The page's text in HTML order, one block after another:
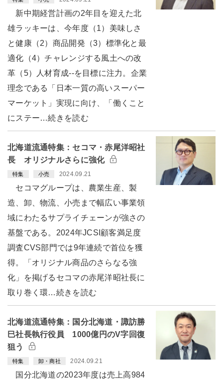
新中期経営計画の2年目を迎えた北
雄ラッキーは、今年度（1）美味しさ
と健康（2）商品開発（3）標準化と最
適化（4）チャレンジする風土への改
革（5）人材育成--を目標に注力。企業
理念である「日本一質の高いスーパー
マーケット」実現に向け、「働くこと
にステー…続きを読む
北海道流通特集：セコマ・赤尾洋昭社
長 オリジナルさらに強化
特集 小売 2024.09.21
セコマグループは、農業生産、製
造、卸、物流、小売まで幅広い事業領
域にわたるサプライチェーンが強さの
基盤である。2024年JCSI顧客満足度
調査CVS部門では9年連続で首位を獲
得。「オリジナル商品のさらなる強
化」を掲げるセコマの赤尾洋昭社長に
取り巻く環…続きを読む
北海道流通特集：国分北海道・諏訪勝
巳社長執行役員 1000億円のV字回復
狙う
特集 卸・商社 2024.09.21
国分北海道の2023年度は売上高984